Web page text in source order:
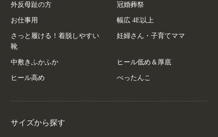
外反母趾の方 冠婚葬祭
お仕事用 幅広 4E以上
さっと履ける！着脱しやすい
靴
妊婦さん・子育てママ
中敷きふかふか ヒール低め＆厚底
ヒール高め ぺったんこ
サイズから探す